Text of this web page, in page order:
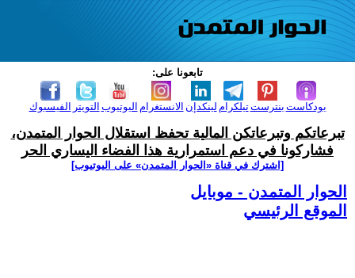
تابعونا على:
الفيسبوك التويتر اليوتيوب الانستغرام لينكدإن تيلكرامبنترست بودكاست
تبرعاتكم وتبرعاتكن المالية تحفظ استقلال الحوار المتمدن،
فشاركونا في دعم استمرارية هذا الفضاء اليساري الحر
[اشترك في قناة ‫«الحوار المتمدن» على اليوتيوب]
الحوار المتمدن - موبايل
الموقع الرئيسي